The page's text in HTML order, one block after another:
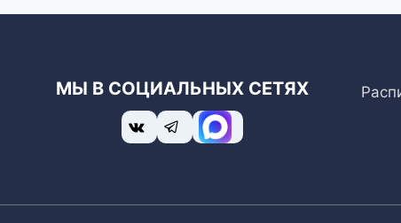
МЫ В СОЦИАЛЬНЫХ СЕТЯХ